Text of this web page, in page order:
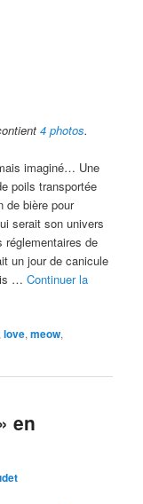
4 photos.
imaginé… Une
poils transportée
de bière pour
serait son univers
réglementaires de
un jour de canicule
…Continuer la
,love,meow,
en